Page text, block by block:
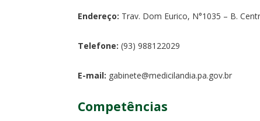
Endereço: Trav. Dom Eurico, N°1035 – B.
Telefone: (93) 988122029
E-mail: gabinete@medicilandia.pa.gov.br
Competências